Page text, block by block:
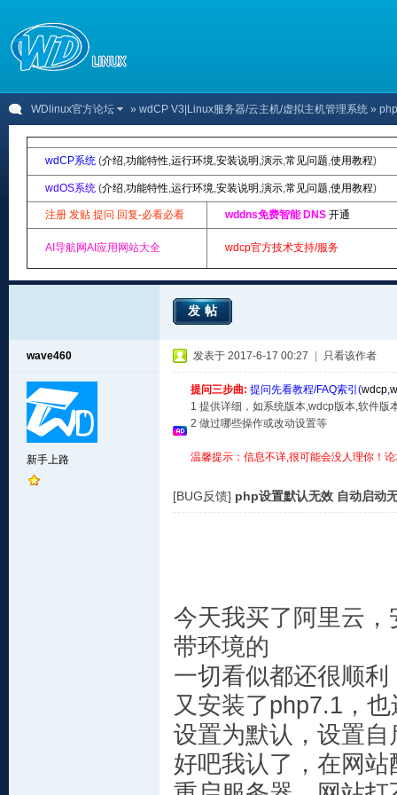
WDlinux官方论坛 » wdCP V3|Linux服务器/云主机/虚拟主机管理系统 »
wdCP系统 (介绍,功能特性,运行环境,安装说明 ,演示,常见问题,使用教程)
wdOS系统 (介绍,功能特性,运行环境,安装说明 ,演示,常见问题,使用教程)
注册 发贴 提问 回复-必看必看 wddns免费智能 DNS 开通
AI导航网AI应用网站大全 wdcp官方技术支持/服务
发帖
wave460
新手上路
发表于 2017-6-17 00:27 只看该作者
提问三步曲: 提问先看教程/FAQ索引(wdcp,
1 提供详细，如系统版本,wdcp版本,软件版
2 做过哪些操作或改动设置等
温馨提示：信息不详,很可能会没人理你！
[BUG反馈] php设置默认无效 自动启动
今天我买了阿里云
带环境的
一切看似都还很顺
又安装了php7.1，
设置为默认，设置
好吧我认了，在网